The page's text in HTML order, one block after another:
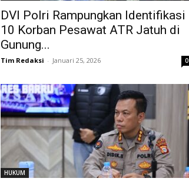
DVI Polri Rampungkan Identifikasi
10 Korban Pesawat ATR Jatuh di
Gunung...
Tim Redaksi - Januari 25, 2026 0
HUKUM